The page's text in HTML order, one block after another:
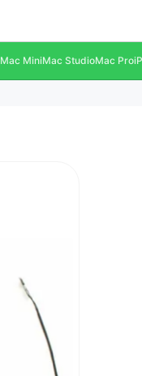
Mac MiniMac StudioMac Pro